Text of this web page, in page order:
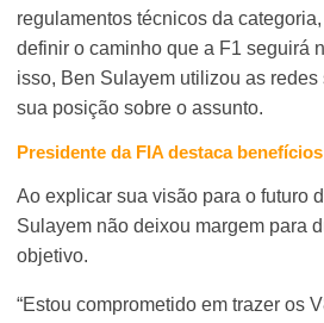
regulamentos técnicos da
definir o caminho que a F1 seguirá
isso, Ben Sulayem utilizou as
sua posição sobre o assunto.
Presidente da FIA destaca
Ao explicar sua visão para o futuro
Sulayem não deixou margem para
objetivo.
“Estou comprometido em trazer os